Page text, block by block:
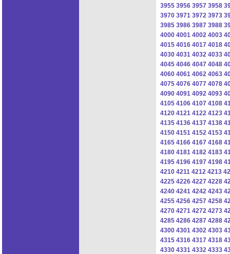
3955 3956 3957 3958
3970 3971 3972 3973
3985 3986 3987 3988
4000 4001 4002 4003
4015 4016 4017 4018
4030 4031 4032 4033
4045 4046 4047 4048
4060 4061 4062 4063
4075 4076 4077 4078
4090 4091 4092 4093
4105 4106 4107 4108
4120 4121 4122 4123
4135 4136 4137 4138
4150 4151 4152 4153
4165 4166 4167 4168
4180 4181 4182 4183
4195 4196 4197 4198
4210 4211 4212 4213
4225 4226 4227 4228
4240 4241 4242 4243
4255 4256 4257 4258
4270 4271 4272 4273
4285 4286 4287 4288
4300 4301 4302 4303
4315 4316 4317 4318
4330 4331 4332 4333